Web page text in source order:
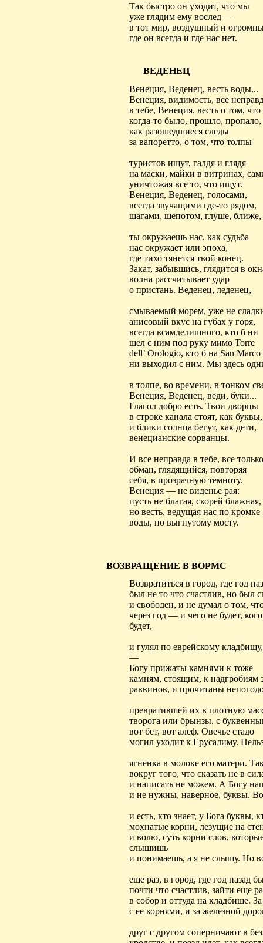
Так быстро он уходит, что мы
уже глядим ему вослед —
в тот мир, воздушный и
где он всегда и где нас нет.
ВЕДЕНЕЦ
Венеция, Веденец, весть воды...
Венеция, видимость, все
в тебе, Венеция, весть о том, что
когда-то было, прошло, пропало,
как разошедшиеся следы
за вапоретто, о том, что толпы
туристов ищут, галдя и глядя
на маски, майки в витринах,
уничтожая все то, что ищут.
Венеция, Веденец, голосами,
всегда звучащими где-то рядом,
шагами, шепотом, глуше, ближе,
ты окружаешь нас, как судьба
нас окружает или эпоха,
где тихо тянется твой конец.
Закат, забывшись, глядится в
волна рассчитывает удар
о пристань. Веденец, леденец,
смываемый морем, уже не
анисовый вкус на губах у горя,
всегда всамделишного, кто б ни
шел с ним под руку мимо Torre
dell’ Orologio, кто б на San Marco
ни выходил с ним. Мы здесь
в толпе, во времени, в тонком
Венеция, Веденец, веди, буки...
Глагол добро есть. Твои дворцы
в строке канала стоят, как буквы,
и блики солнца бегут, как дети,
венецианские сорванцы.
И все неправда в тебе, все только
обман, глядящийся, повторяя
себя, в прозрачную темноту.
Венеция — не виденье рая:
пусть не благая, скорей блажная,
но весть, ведущая нас по кромке
воды, по выгнутому мосту.
ВОЗВРАЩЕНИЕ В ВОРМС
Возвратиться в город, где год
был не то что счастлив, но был
и свободен, и не думал о том,
через год — и чего не будет,
будет,
и гулял по еврейскому
—
Богу прижаты камнями к тоже
камням, стоящим, к надгробиям
раввинов, и прочитаны
превратившей их в плотную
творога или брынзы, с
вот бет, вот алеф. Овечье стадо
могил уходит к Ерусалиму.
ягненка в молоке его матери.
вокруг того, что сказать не в
и написать не можем. А Богу
и не нужны, наверное, буквы.
и есть, кто знает, у Бога буквы,
мохнатые корни, лезущие на
и волю, суть корни слов,
слышишь
и понимаешь, а я не слышу. Но
еще раз, в город, где год назад
почти что счастлив, зайти еще
в собор и оттуда на кладбище.
с ее корнями, и за железной
друг с другом соперничают в